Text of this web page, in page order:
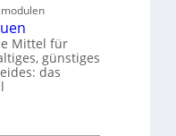
Mittel für
günstiges
das